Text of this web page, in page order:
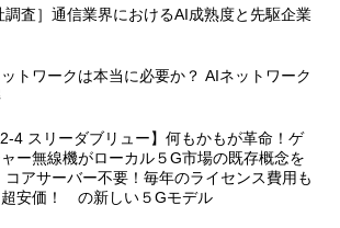
調査］通信業界におけるAI成熟度と先駆企業
トワークは本当に必要か？ AIネットワーク
4 スリーダブリュー】何もかもが革命！ゲ
ー無線機がローカル５G市場の既存概念を
コアサーバー不要！毎年のライセンス費用も
安価！ の新しい５Gモデル